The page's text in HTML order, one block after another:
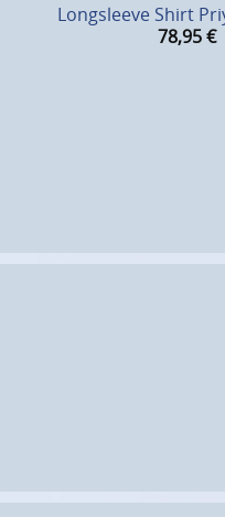
Longsleeve Shirt
78,95 €